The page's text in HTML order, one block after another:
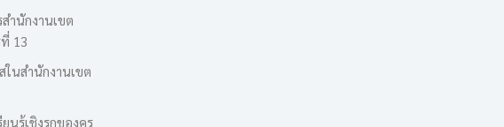
ำนักงานเขต
13
ในสำนักงานเขต
นรู้เชิงรุกของครู